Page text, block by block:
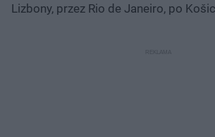
Lizbony, przez Rio de Janeiro, po